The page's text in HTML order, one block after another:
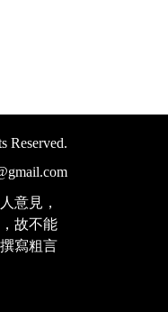
Reserved.
意見，
故不能
寫粗言